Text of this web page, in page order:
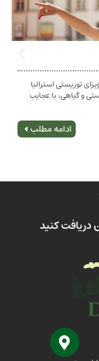
عجایب
تابعیت و اخذ
شخص به دولت